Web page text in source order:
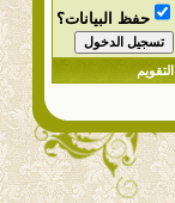
حفظ البيانات؟
التقويم